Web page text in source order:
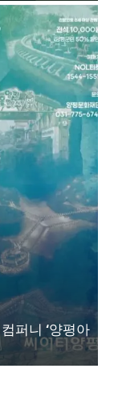
퍼니 ‘양평아